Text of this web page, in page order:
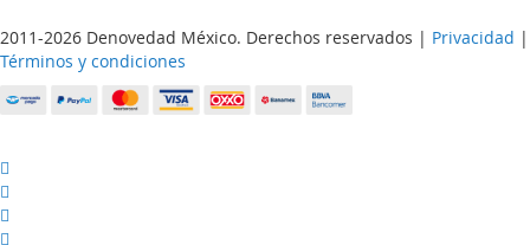
2011-2026 Denovedad México. Derechos reservados | Privacidad |
Términos y condiciones